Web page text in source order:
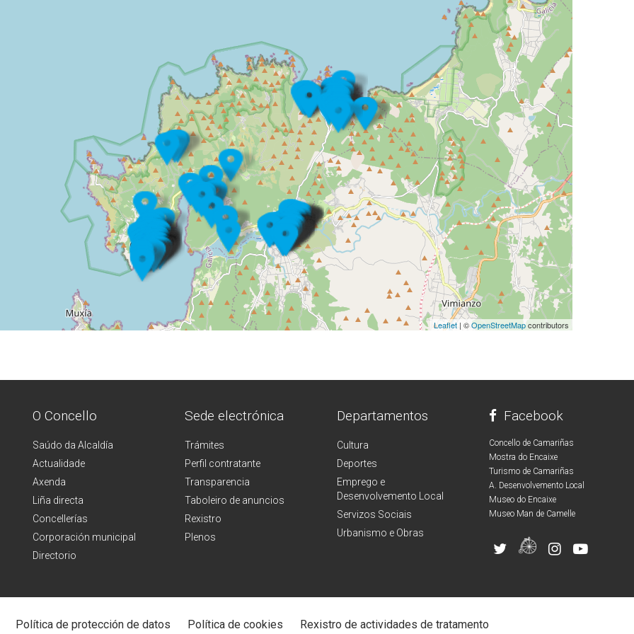
Leaflet | ©OpenStreetMapcontributors
O Concello
Saúdo da Alcaldía
Actualidade
Axenda
Liña directa
Concellerías
Corporación municipal
Directorio
Sede electrónica
Trámites
Perfil contratante
Transparencia
Taboleiro de anuncios
Rexistro
Plenos
Departamentos
Cultura
Deportes
Emprego e
Desenvolvemento Local
Servizos Sociais
Urbanismo e Obras
Facebook
Concello de Camariñas
Mostra do Encaixe
Turismo de Camariñas
A. Desenvolvemento Local
Museo do Encaixe
Museo Man de Camelle
Política de protección de datos Política de cookies Rexistro de actividades de tratamento